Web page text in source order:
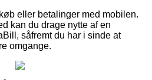
eller betalinger med mobilen.
kan du drage nytte af en
såfremt du har i sinde at
omgange.